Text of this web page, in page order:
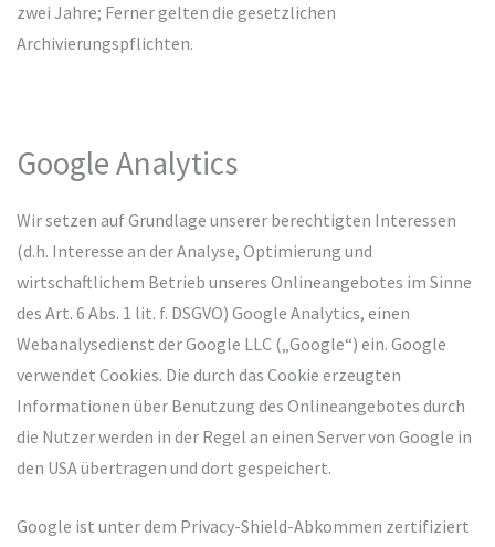
zwei Jahre; Ferner gelten die gesetzlichen
Archivierungspflichten.
Google Analytics
Wir setzen auf Grundlage unserer berechtigten Interessen
(d.h. Interesse an der Analyse, Optimierung und
wirtschaftlichem Betrieb unseres Onlineangebotes im Sinne
des Art. 6 Abs. 1 lit. f. DSGVO) Google Analytics, einen
Webanalysedienst der Google LLC („Google“) ein. Google
verwendet Cookies. Die durch das Cookie erzeugten
Informationen über Benutzung des Onlineangebotes durch
die Nutzer werden in der Regel an einen Server von Google in
den USA übertragen und dort gespeichert.
Google ist unter dem Privacy-Shield-Abkommen zertifiziert